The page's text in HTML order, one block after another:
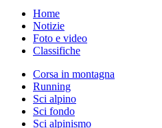
Home
Notizie
Foto e video
Classifiche
Corsa in montagna
Running
Sci alpino
Sci fondo
Sci alpinismo